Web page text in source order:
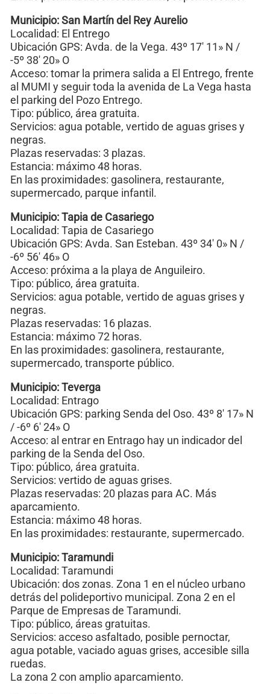
Municipio: San Martín del Rey Aurelio
Localidad: El Entrego
Ubicación GPS: Avda. de la Vega. 43º 17′ 11» N /
-5º 38′ 20» O
Acceso: tomar la primera salida a El Entrego, frente
al MUMI y seguir toda la avenida de La Vega hasta
el parking del Pozo Entrego.
Tipo: público, área gratuita.
Servicios: agua potable, vertido de aguas grises y
negras.
Plazas reservadas: 3 plazas.
Estancia: máximo 48 horas.
En las proximidades: gasolinera, restaurante,
supermercado, parque infantil.
Municipio: Tapia de Casariego
Localidad: Tapia de Casariego
Ubicación GPS: Avda. San Esteban. 43º 34′ 0» N /
-6º 56′ 46» O
Acceso: próxima a la playa de Anguileiro.
Tipo: público, área gratuita.
Servicios: agua potable, vertido de aguas grises y
negras.
Plazas reservadas: 16 plazas.
Estancia: máximo 72 horas.
En las proximidades: gasolinera, restaurante,
supermercado, transporte público.
Municipio: Teverga
Localidad: Entrago
Ubicación GPS: parking Senda del Oso. 43º 8′ 17» N
/ -6º 6′ 24» O
Acceso: al entrar en Entrago hay un indicador del
parking de la Senda del Oso.
Tipo: público, área gratuita.
Servicios: vertido de aguas grises.
Plazas reservadas: 20 plazas para AC. Más
aparcamiento.
Estancia: máximo 48 horas.
En las proximidades: restaurante, supermercado.
Municipio: Taramundi
Localidad: Taramundi
Ubicación: dos zonas. Zona 1 en el núcleo urbano
detrás del polideportivo municipal. Zona 2 en el
Parque de Empresas de Taramundi.
Tipo: público, áreas gratuitas.
Servicios: acceso asfaltado, posible pernoctar,
agua potable, vaciado aguas grises, accesible silla
ruedas.
La zona 2 con amplio aparcamiento.